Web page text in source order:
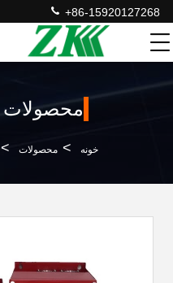
+86-15920127268
محصولات
خونه > محصولات >